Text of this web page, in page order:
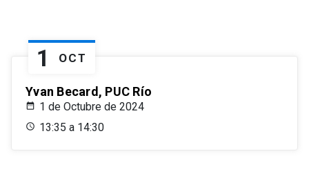
1 OCT
Yvan Becard, PUC Río
1 de Octubre de 2024
13:35 a 14:30